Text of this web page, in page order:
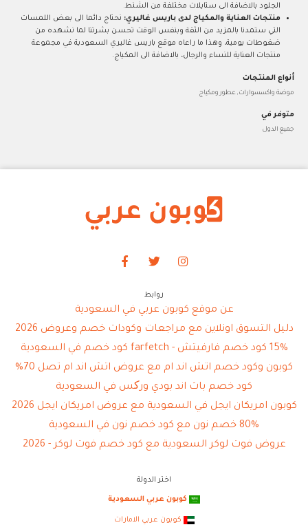
الجلود بالاضافة الى ستايلات مختلفة من الشنط.
منتجات العناية والمكياج لدى باريس غاليري: نحتاج دائما الى بعض اللمسات
التي ستمدنا بالمزيد من الثقة وبنفس الوقت تحسن بشرتنا لما نشهده من
ضغوطات يومية، وهذا ما راعاه موقع باريس غاليري السعودية في مجموعة
منتجات العناية للنساء والرجال، بالاضافة الى المكياج.
أنواع المنتجات
موضة واكسسوارات, عطور ومكياج
متوفر في
جميع الدول
روابط
عن موقع كوبون عربي في السعودية
دليل التسوق اونلاين مع مراجعات وكودات خصم وعروض 2026
15% كود خصم فارفيتش - farfetch كود خصم في السعودية
كوبون وكود خصم اتش اند ام مع عروض اتش اند ام تصل 70%
كود خصم باث اند بودي ورکس في السعودية
كوبون امريكان ايجل في السعودية مع عروض امريكان ايجل 2026
80% خصم نون مع كود خصم نون في السعودية
عروض فوت لوكر السعودية مع كود خصم فوت لوكر - 2026
اختر الدولة
كوبون عربي السعودية
كوبون عربي الامارات